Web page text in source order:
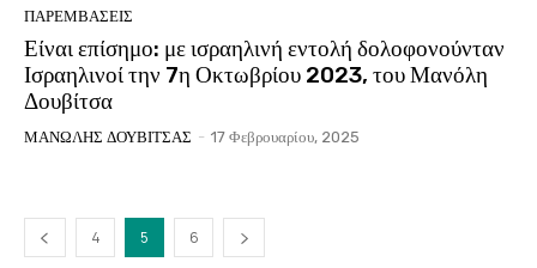
ΠΑΡΕΜΒΑΣΕΙΣ
Είναι επίσημο: με ισραηλινή εντολή δολοφονούνταν
Ισραηλινοί την 7η Οκτωβρίου 2023, του Μανόλη
Δουβίτσα
ΜΑΝΩΛΗΣ ΔΟΥΒΙΤΣΑΣ - 17 Φεβρουαρίου, 2025
4 5 6